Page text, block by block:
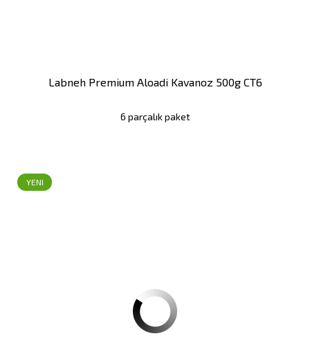
Labneh Premium Aloadi Kavanoz 500g CT6
6 parçalık paket
YENI